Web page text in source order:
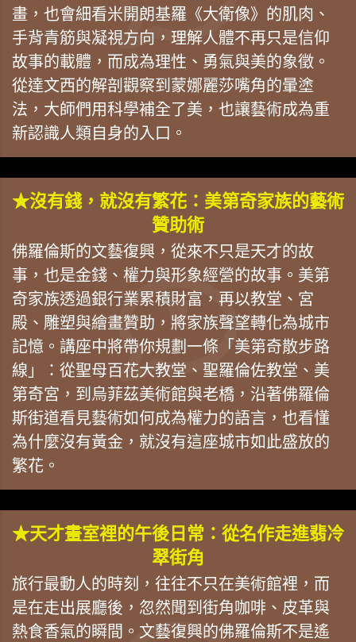
畫，也會細看米開朗基羅《大衛像》的肌肉、
手背青筋與凝視方向，理解人體不再只是信仰
故事的載體，而成為理性、勇氣與美的象徵。
從達文西的解剖觀察到蒙娜麗莎嘴角的暈塗
法，大師們用科學補全了美，也讓藝術成為重
新認識人類自身的入口。
★沒有錢，就沒有繁花：美第奇家族的藝術
贊助術
佛羅倫斯的文藝復興，從來不只是天才的故
事，也是金錢、權力與形象經營的故事。美第
奇家族透過銀行業累積財富，再以教堂、宮
殿、雕塑與繪畫贊助，將家族聲望轉化為城市
記憶。講座中將帶你規劃一條「美第奇散步路
線」：從聖母百花大教堂、聖羅倫佐教堂、美
第奇宮，到烏菲茲美術館與老橋，沿著佛羅倫
斯街道看見藝術如何成為權力的語言，也看懂
為什麼沒有黃金，就沒有這座城市如此盛放的
繁花。
★天才畫室裡的午後日常：從名作走進翡冷
翠街角
旅行最動人的時刻，往往不只在美術館裡，而
是在走出展廳後，忽然聞到街角咖啡、皮革與
熱食香氣的瞬間。文藝復興的佛羅倫斯不是遙